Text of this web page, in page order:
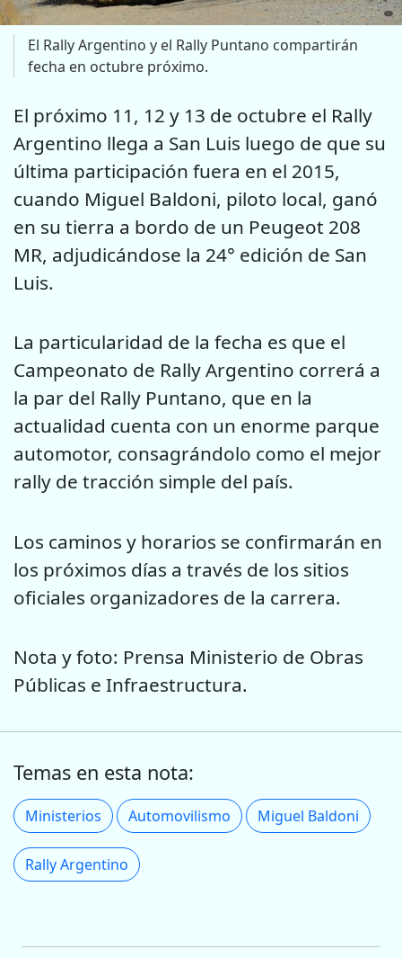
El Rally Argentino y el Rally Puntano compartirán
fecha en octubre próximo.
El próximo 11, 12 y 13 de octubre el Rally
Argentino llega a San Luis luego de que su
última participación fuera en el 2015,
cuando Miguel Baldoni, piloto local, ganó
en su tierra a bordo de un Peugeot 208
MR, adjudicándose la 24° edición de San
Luis.
La particularidad de la fecha es que el
Campeonato de Rally Argentino correrá a
la par del Rally Puntano, que en la
actualidad cuenta con un enorme parque
automotor, consagrándolo como el mejor
rally de tracción simple del país.
Los caminos y horarios se confirmarán en
los próximos días a través de los sitios
oficiales organizadores de la carrera.
Nota y foto: Prensa Ministerio de Obras
Públicas e Infraestructura.
Temas en esta nota:
Ministerios Automovilismo Miguel Baldoni
Rally Argentino